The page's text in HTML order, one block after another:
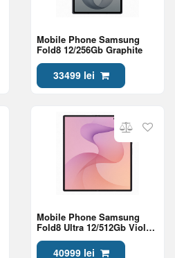
Mobile Phone Samsung
Fold8 12/256Gb Graphite
33499 lei
Mobile Phone Samsung
Fold8 Ultra 12/512Gb Violet
40999 lei